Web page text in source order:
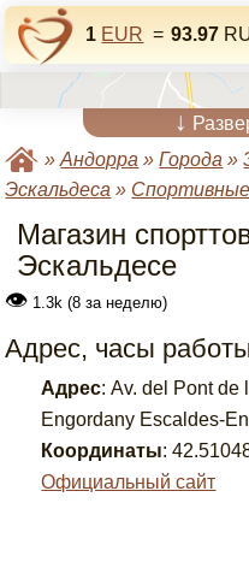
1 EUR = 93.97
↓
»Андорра »Города »
Эскальдеса »
Магазин
Эскальдесе
👁 1.3k (8 за неделю)
Адрес, часы
Адрес:Av. del Pont de
Engordany Escaldes-
Координаты:
Официальный сайт